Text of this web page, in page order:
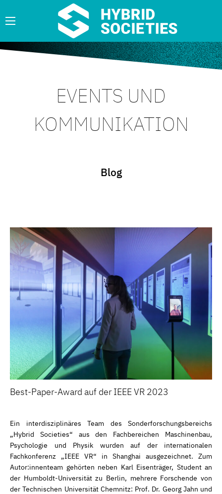
EVENTS UND
KOMMUNIKATION
Blog
Best-Paper-Award auf der IEEE VR 2023
Ein interdisziplinäres Team des Sonderforschungsbereichs
„Hybrid Societies“ aus den Fachbereichen Maschinenbau,
Psychologie und Physik wurden auf der internationalen
Fachkonferenz „IEEE VR“ in Shanghai ausgezeichnet. Zum
Autor:innenteam gehörten neben Karl Eisenträger, Student an
der Humboldt-Universität zu Berlin, mehrere Forschende von
der Technischen Universität Chemnitz: Prof. Dr. Georg Jahn und